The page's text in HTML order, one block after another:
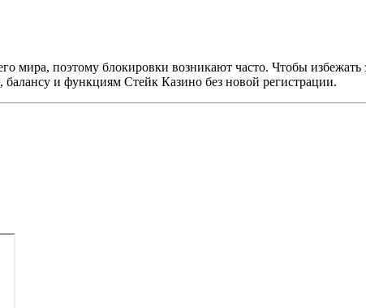
мира, поэтому блокировки возникают часто. Чтобы
и функциям Стейк Казино без новой регистрации.